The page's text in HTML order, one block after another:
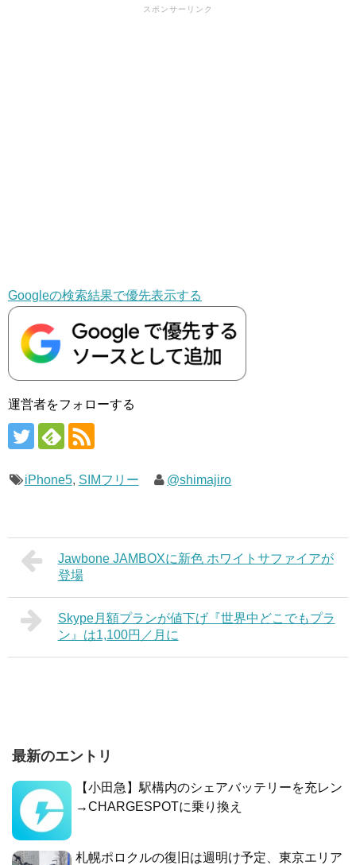
スポンサーリンク
Googleの検索結果で優先表示する
運営者をフォローする
iPhone5, SIMフリー @shimajiro
Jawbone JAMBOXに新色 ホワイトサファイアが
登場
Skype月額プランが値下げ『世界中どこでもプラ
ン』は1,100円／月に
最新のエントリ
【小田急】駅構内のシェアバッテリーを充レン
→CHARGESPOTに乗り換え
札幌ポロクルの復旧は週明け予定、東京エリア